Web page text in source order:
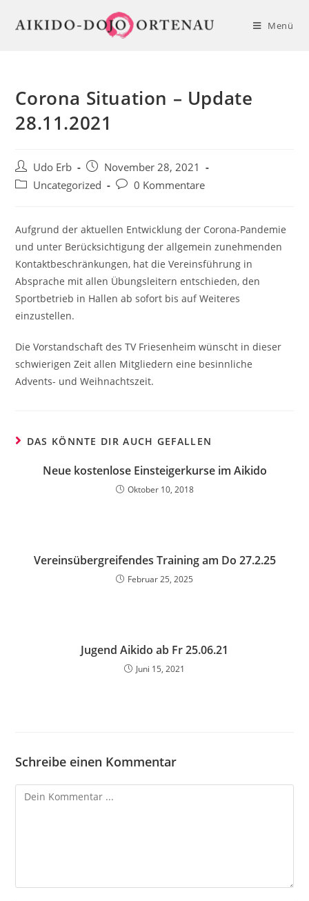
Inhalt
Menü
Corona Situation – Update
28.11.2021
Beitrags-
Autor:
Udo Erb
Beitrag
veröffentlicht:
November 28, 2021
Beitrags-
Uncategorized
Beitrags-
0 Kommentare
Aufgrund der aktuellen Entwicklung der Corona-Pandemie
und unter Berücksichtigung der allgemein zunehmenden
Kontaktbeschränkungen, hat die Vereinsführung in
Absprache mit allen Übungsleitern entschieden, den
Sportbetrieb in Hallen ab sofort bis auf Weiteres
einzustellen.
Die Vorstandschaft des TV Friesenheim wünscht in dieser
schwierigen Zeit allen Mitgliedern eine besinnliche
Advents- und Weihnachtszeit.
DAS KÖNNTE DIR AUCH GEFALLEN
Neue kostenlose Einsteigerkurse im Aikido
Oktober 10, 2018
Vereinsübergreifendes Training am Do 27.2.25
Februar 25, 2025
Jugend Aikido ab Fr 25.06.21
Juni 15, 2021
Schreibe einen Kommentar
Kommentieren